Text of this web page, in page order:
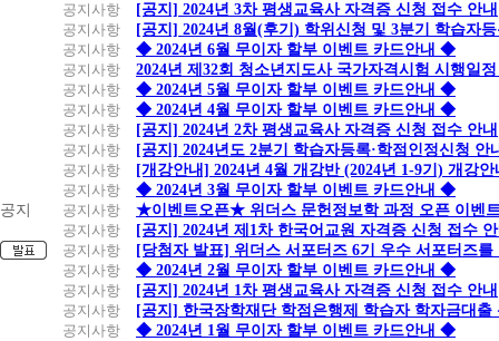
공지사항
[공지] 2024년 3차 평생교육사 자격증 신청 접수 안내
공지사항
[공지] 2024년 8월(후기) 학위신청 및 3분기 학습자
공지사항
◆ 2024년 6월 무이자 할부 이벤트 카드안내 ◆
공지사항
2024년 제32회 청소년지도사 국가자격시험 시행일
공지사항
◆ 2024년 5월 무이자 할부 이벤트 카드안내 ◆
공지사항
◆ 2024년 4월 무이자 할부 이벤트 카드안내 ◆
공지사항
[공지] 2024년 2차 평생교육사 자격증 신청 접수 안내
공지사항
[공지] 2024년도 2분기 학습자등록·학점인정신청 안
공지사항
[개강안내] 2024년 4월 개강반 (2024년 1-9기) 개강안
공지사항
◆ 2024년 3월 무이자 할부 이벤트 카드안내 ◆
공지
공지사항
★이벤트오픈★ 위더스 문헌정보학 과정 오픈 이벤
공지사항
[공지] 2024년 제1차 한국어교원 자격증 신청 접수
공지사항
[당첨자 발표] 위더스 서포터즈 6기 우수 서포터즈를
공지사항
◆ 2024년 2월 무이자 할부 이벤트 카드안내 ◆
공지사항
[공지] 2024년 1차 평생교육사 자격증 신청 접수 안내
공지사항
[공지] 한국장학재단 학점은행제 학습자 학자금대출
공지사항
◆ 2024년 1월 무이자 할부 이벤트 카드안내 ◆